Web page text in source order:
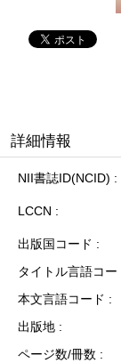
詳細情報
NII書誌ID(NCID)
LCCN
出版国コード
タイトル言語コー
本文言語コード
出版地
ページ数/冊数